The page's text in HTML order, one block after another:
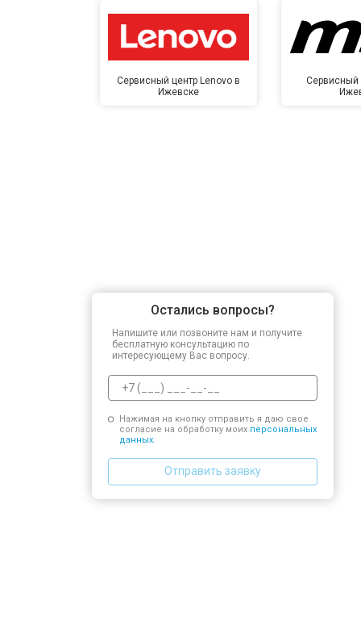
Сервисный центр Lenovo в
Ижевске
Сервисный
Остались вопросы?
Напишите или позвоните нам и получите
бесплатную консультацию по
интересующему Вас вопросу.
Нажимая на кнопку отправить я даю свое
согласие на обработку моих персональных
данных.
Отправить заявку